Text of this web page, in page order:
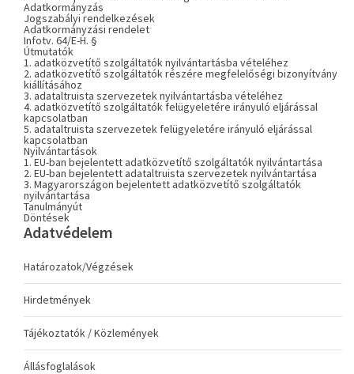
Adatkormányzás
Jogszabályi rendelkezések
Adatkormányzási rendelet
Infotv. 64/E-H. §
Útmutatók
1. adatközvetítő szolgáltatók nyilvántartásba vételéhez
2. adatközvetítő szolgáltatók részére megfelelőségi bizonyítvány
kiállításához
3. adataltruista szervezetek nyilvántartásba vételéhez
4. adatközvetítő szolgáltatók felügyeletére irányuló eljárással
kapcsolatban
5. adataltruista szervezetek felügyeletére irányuló eljárással
kapcsolatban
Nyilvántartások
1. EU-ban bejelentett adatközvetítő szolgáltatók nyilvántartása
2. EU-ban bejelentett adataltruista szervezetek nyilvántartása
3. Magyarországon bejelentett adatközvetítő szolgáltatók
nyilvántartása
Tanulmányút
Döntések
Adatvédelem
Határozatok/Végzések
Hirdetmények
Tájékoztatók / Közlemények
Állásfoglalások